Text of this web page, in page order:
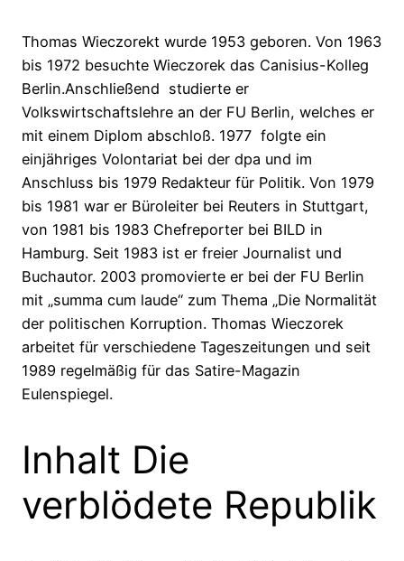
Thomas Wieczorekt wurde 1953 geboren. Von 1963
bis 1972 besuchte Wieczorek das Canisius-Kolleg
Berlin.Anschließend studierte er
Volkswirtschaftslehre an der FU Berlin, welches er
mit einem Diplom abschloß. 1977 folgte ein
einjähriges Volontariat bei der dpa und im
Anschluss bis 1979 Redakteur für Politik. Von 1979
bis 1981 war er Büroleiter bei Reuters in Stuttgart,
von 1981 bis 1983 Chefreporter bei BILD in
Hamburg. Seit 1983 ist er freier Journalist und
Buchautor. 2003 promovierte er bei der FU Berlin
mit „summa cum laude“ zum Thema „Die Normalität
der politischen Korruption. Thomas Wieczorek
arbeitet für verschiedene Tageszeitungen und seit
1989 regelmäßig für das Satire-Magazin
Eulenspiegel.
Inhalt Die
verblödete Republik